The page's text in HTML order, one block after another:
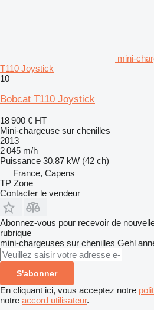
mini-
T110 Joystick
10
Bobcat T110 Joystick
18 900 € HT
Mini-chargeuse sur chenilles
2013
2 045 m/h
Puissance 30.87 kW (42 ch)
France, Capens
TP Zone
Contacter le vendeur
Abonnez-vous pour recevoir de
rubrique
mini-chargeuses sur chenilles Gehl
S'abonner
En cliquant ici, vous acceptez notre
notre accord utilisateur.